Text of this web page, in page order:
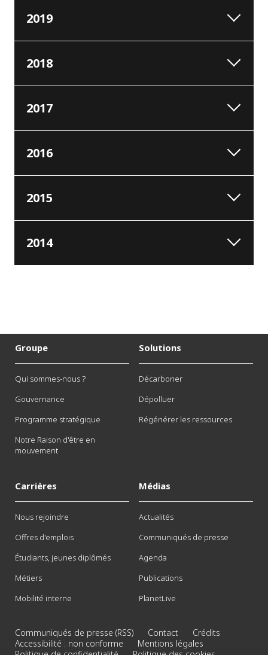
2019
2018
2017
2016
2015
2014
Groupe
Qui sommes-nous ?
Gouvernance
Programme stratégique
Notre Raison d'être en
mouvement
Solutions
Décarboner
Dépolluer
Régénérer les ressources
Carrières
Nous rejoindre
Offres d'emplois
Étudiants, jeunes diplômés
Métiers
Mobilité interne
Médias
Actualités
Communiqués de presse
Agenda
Publications
PlanetLive
Communiqués de presse (RSS) Contact
Crédits
Accessibilité : non conforme
Mentions légales